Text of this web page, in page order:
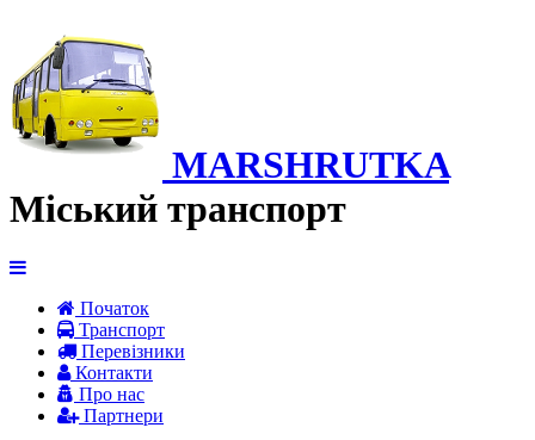
MARSHRUTKA
Міський транспорт
Початок
Транспорт
Перевiзники
Контакти
Про нас
Партнери